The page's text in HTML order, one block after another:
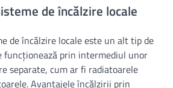
de încălzire locale
de încălzire locale este un alt tip de
funcționează prin intermediul unor
separate, cum ar fi radiatoarele
Avantajele încălzirii prin